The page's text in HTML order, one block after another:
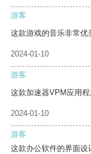
游客
这款游戏的音乐非常优
2024-01-10
游客
这款加速器VPM应用
2024-01-10
游客
这款办公软件的界面